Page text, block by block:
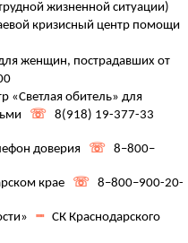
жизненной ситуации)
кризисный центр помощи
женщин, пострадавших от
«Светлая обитель» для
☏ 8(918) 19-377-33
доверия ☏ 8–800–
крае
☏ 8–800–900-20-
┉ СК Краснодарского